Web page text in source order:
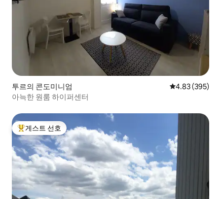
투르의 콘도미니엄 평점 4.83점(5
4.83 (395)
아늑한 원룸 하이퍼센터
상위 게스트 선호
게스트 선호